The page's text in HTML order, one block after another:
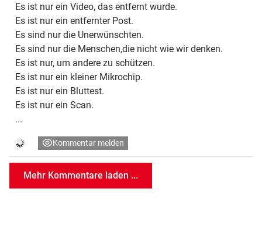
Es ist nur ein Video, das entfernt wurde.
Es ist nur ein entfernter Post.
Es sind nur die Unerwünschten.
Es sind nur die Menschen,die nicht wie wir denken.
Es ist nur, um andere zu schützen.
Es ist nur ein kleiner Mikrochip.
Es ist nur ein Bluttest.
Es ist nur ein Scan.
...
Kommentar melden
Mehr Kommentare laden ...